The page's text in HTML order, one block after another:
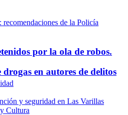
por la ola de robos.
en autores de delitos
Cultura